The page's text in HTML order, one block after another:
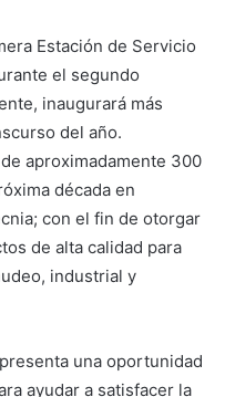
Estación de Servicio
el segundo
inaugurará más
del año.
aproximadamente 300
década en
con el fin de otorgar
de alta calidad para
industrial y
una oportunidad
ayudar a satisfacer la